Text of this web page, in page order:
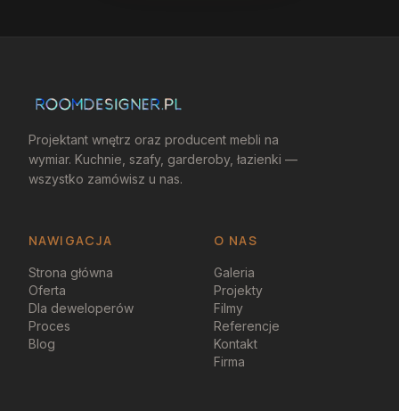
Projektant wnętrz oraz producent mebli na
wymiar. Kuchnie, szafy, garderoby, łazienki —
wszystko zamówisz u nas.
NAWIGACJA O NAS
Strona główna
Oferta
Dla deweloperów
Proces
Blog
Galeria
Projekty
Filmy
Referencje
Kontakt
Firma